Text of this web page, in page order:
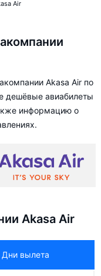
Air
Akasa Air по
дешёвые авиабилеты
информацию о
Akasa Air
Дни вылета